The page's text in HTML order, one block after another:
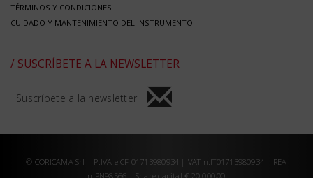
TÉRMINOS Y CONDICIONES
CUIDADO Y MANTENIMIENTO DEL INSTRUMENTO
/ SUSCRÍBETE A LA NEWSLETTER
Suscríbete a la newsletter
© CORICAMA Srl | P.IVA e CF 01713980934 | VAT n.IT01713980934 | REA
n.PN98566 | Share capital € 20.000,00